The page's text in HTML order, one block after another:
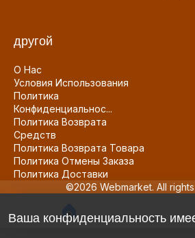
другой
О Нас
Условия Использования
Политика
Конфиденциальнос...
Политика Возврата
Средств
Политика Возврата Товара
Политика Отмены Заказа
Политика Доставки
©2026 Webmarket. All
Ваша конфиденциальность